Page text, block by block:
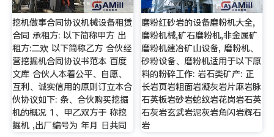
挖机做事合同协议机械设备租赁
合同 承租方: 以下简称甲方 出
租方:二欢 以下简称乙方 合伙经
营挖掘机合同协议书范本 百度
文库 合伙人本着公平、自愿、
互利、诚实信用的原则订立本合
伙协议如下: 条、合伙购买挖掘
机的概况 1、甲乙双方于 称挖
掘机 ,出厂编号为 年月 日共同
磨粉红砂岩的设备磨粉机大全,
磨粉机械,矿石磨粉机,非金属矿
磨粉机建冶矿山设备, 磨粉机、
砂粉设备、磨粉机适用于以下原
料的粉碎工作: 岩石类矿产: 正
长岩页岩粗面岩凝灰岩片麻岩脉
石英板岩砂岩蛇纹岩花岗岩石英
石灰岩玄武岩泥灰岩角闪岩辉石
岩